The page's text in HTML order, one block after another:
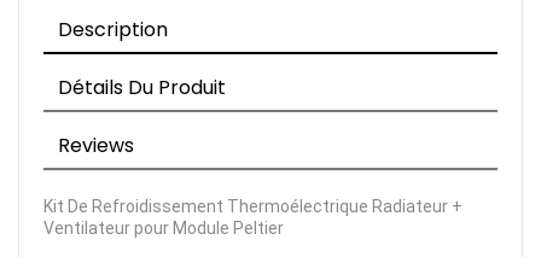
Description
Détails Du Produit
Reviews
Kit De Refroidissement Thermoélectrique Radiateur +
Ventilateur pour Module Peltier